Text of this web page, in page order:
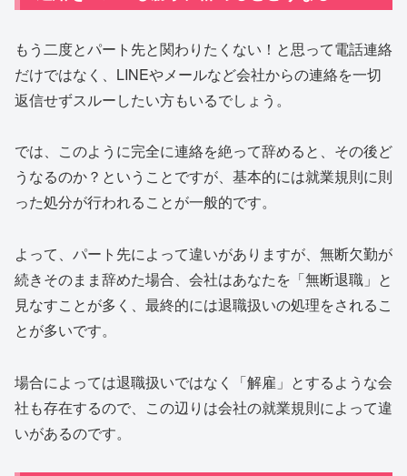
もう二度とパート先と関わりたくない！と思って電話連絡
だけではなく、LINEやメールなど会社からの連絡を一切
返信せずスルーしたい方もいるでしょう。
では、このように完全に連絡を絶って辞めると、その後ど
うなるのか？ということですが、基本的には就業規則に則
った処分が行われることが一般的です。
よって、パート先によって違いがありますが、無断欠勤が
続きそのまま辞めた場合、会社はあなたを「無断退職」と
見なすことが多く、最終的には退職扱いの処理をされるこ
とが多いです。
場合によっては退職扱いではなく「解雇」とするような会
社も存在するので、この辺りは会社の就業規則によって違
いがあるのです。